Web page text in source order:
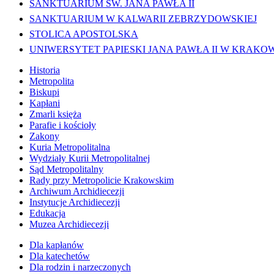
SANKTUARIUM ŚW. JANA PAWŁA II
SANKTUARIUM W KALWARII ZEBRZYDOWSKIEJ
STOLICA APOSTOLSKA
UNIWERSYTET PAPIESKI JANA PAWŁA II W
Historia
Metropolita
Biskupi
Kapłani
Zmarli księża
Parafie i kościoły
Zakony
Kuria Metropolitalna
Wydziały Kurii Metropolitalnej
Sąd Metropolitalny
Rady przy Metropolicie Krakowskim
Archiwum Archidiecezji
Instytucje Archidiecezji
Edukacja
Muzea Archidiecezji
Dla kapłanów
Dla katechetów
Dla rodzin i narzeczonych